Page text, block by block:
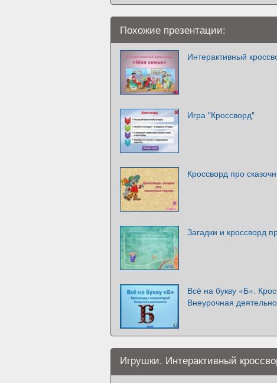
Похожие презентации:
Интерактивный
Игра "Кроссворд"
Кроссворд про
Загадки и кроссворд
Всё на букву «Б».
Внеурочная
Игрушки. Интерактивный